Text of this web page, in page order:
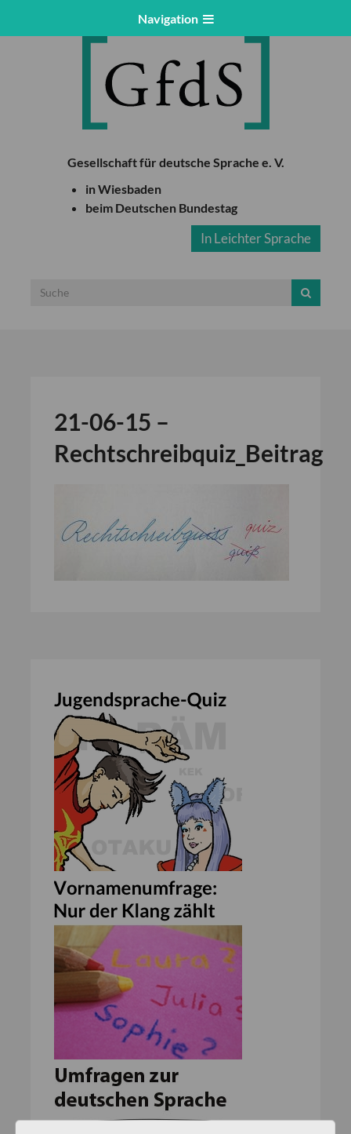
Navigation
Gesellschaft für deutsche Sprache e. V.
in Wiesbaden
beim Deutschen Bundestag
In Leichter Sprache
21-06-15 –
Rechtschreibquiz_Beitrag